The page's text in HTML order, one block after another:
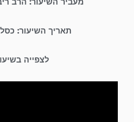
תאריך השיעור:
לצפייה